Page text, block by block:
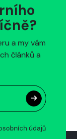
a my vám
článků a
údajů